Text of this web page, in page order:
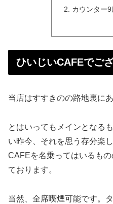
カウンター9
ひいじいCAFEでご
当店はすすきのの路地裏に
とはいってもメインとなる
い昨今、それを思う存分楽
CAFEを名乗ってはいるも
ております。
当然、全席喫煙可能です。